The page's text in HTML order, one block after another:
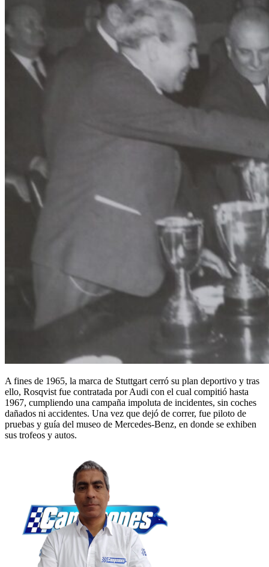
A fines de 1965, la marca de Stuttgart cerró su plan deportivo y tras
ello, Rosqvist fue contratada por Audi con el cual compitió hasta
1967, cumpliendo una campaña impoluta de incidentes, sin coches
dañados ni accidentes. Una vez que dejó de correr, fue piloto de
pruebas y guía del museo de Mercedes-Benz, en donde se exhiben
sus trofeos y autos.